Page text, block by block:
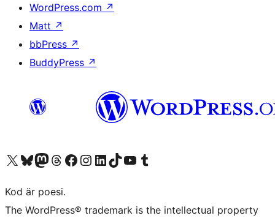
WordPress.com ↗
Matt ↗
bbPress ↗
BuddyPress ↗
Besök vår X-konto (f.d. Twitter)
Besök vårt Bluesky-konto
Besök vårt Mastodon-konto
Besök vårt Thread-konto
Besök vår Facebook-sidaBesök vårt Instagram-konto
Besök vårt LinkedIn-konto
Besök vårt TikTok-konto
Besök vår YouTube-kanalBesök vårt Tumblr-konto
Kod är poesi.
The WordPress® trademark is the intellectual property